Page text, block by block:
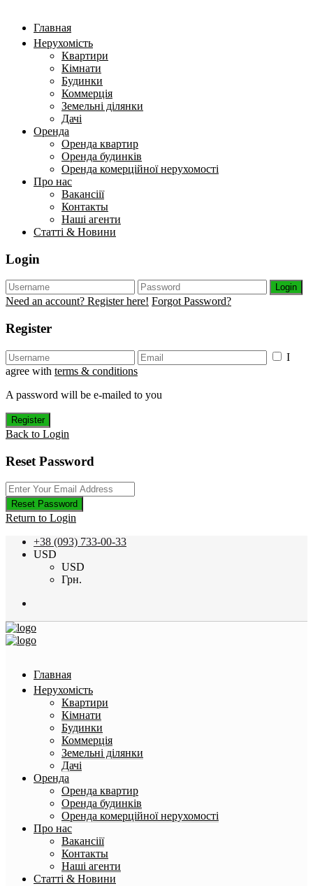
Главная
Нерухомість
Квартири
Кімнати
Будинки
Коммерція
Земельні ділянки
Дачі
Оренда
Оренда квартир
Оренда будинків
Оренда комерційної нерухомості
Про нас
Вакансіії
Контакты
Наші агенти
Статті & Новини
Login
Login
Need an account? Register here! Forgot Password?
Register
I
agree with terms & conditions
A password will be e-mailed to you
Register
Back to Login
Reset Password
Reset Password
Return to Login
+38 (093) 733-00-33
USD
USD
Грн.
Главная
Нерухомість
Квартири
Кімнати
Будинки
Коммерція
Земельні ділянки
Дачі
Оренда
Оренда квартир
Оренда будинків
Оренда комерційної нерухомості
Про нас
Вакансіії
Контакты
Наші агенти
Статті & Новини